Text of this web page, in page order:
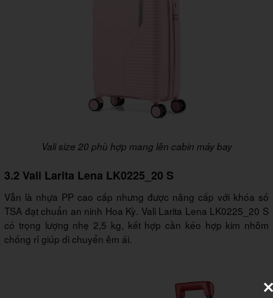
Vali size 20 phù hợp mang lên cabin máy bay
3.2 Vali Larita Lena LK0225_20 S
Vẫn là nhựa PP cao cấp nhưng được nâng cấp với khóa số
TSA đạt chuẩn an ninh Hoa Kỳ. Vali Larita Lena LK0225_20 S
có trọng lượng nhẹ 2,5 kg, kết hợp cần kéo hợp kim nhôm
chống rỉ giúp di chuyển êm ái.